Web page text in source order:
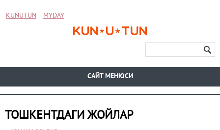
KUNUTUN MYDAY
CАЙТ МЕНЮСИ
ТОШКЕНТДАГИ ЖОЙЛАР